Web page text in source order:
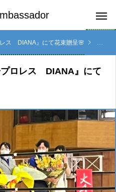
レス DIANA』にて花束贈呈🌸 活動記
プロレス DIANA』にて